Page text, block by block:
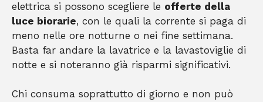
elettrica si possono scegliere le offerte della
luce biorarie, con le quali la corrente si paga di
meno nelle ore notturne o nei fine settimana.
Basta far andare la lavatrice e la lavastoviglie di
notte e si noteranno già risparmi significativi.
Chi consuma soprattutto di giorno e non può